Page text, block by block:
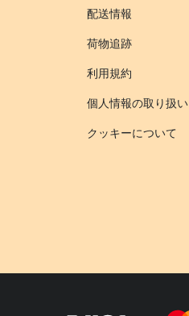
配送情報
荷物追跡
利用規約
個人情報の取り扱い
クッキーについて